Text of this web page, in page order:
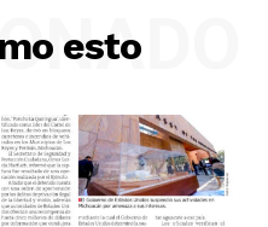
esto